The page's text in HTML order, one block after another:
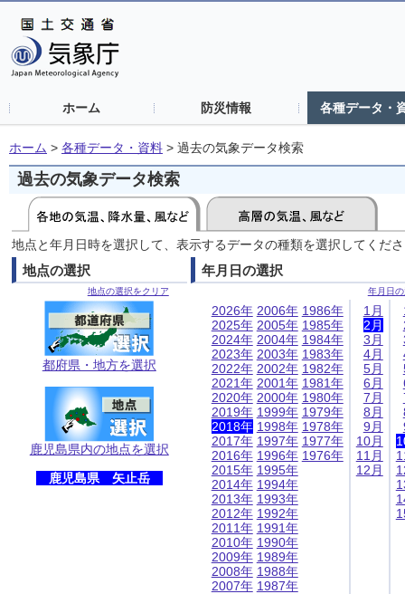
ホーム 防災情報 各種データ・
ホーム > 各種データ・資料 > 過去の気象データ検索
過去の気象データ検索
地点と年月日時を選択して、表示するデータの種類を選択してくだ
地点の選択
地点の選択をクリア
都府県・地方を選択
鹿児島県内の地点を選択
鹿児島県 矢止岳
年月日の選択
年月日
2026年
2025年
2024年
2023年
2022年
2021年
2020年
2019年
2018年
2017年
2016年
2015年
2014年
2013年
2012年
2011年
2010年
2009年
2008年
2007年
2006年
2005年
2004年
2003年
2002年
2001年
2000年
1999年
1998年
1997年
1996年
1995年
1994年
1993年
1992年
1991年
1990年
1989年
1988年
1987年
1986年
1985年
1984年
1983年
1982年
1981年
1980年
1979年
1978年
1977年
1976年
1月
2月
3月
4月
5月
6月
7月
8月
9月
10月
11月
12月